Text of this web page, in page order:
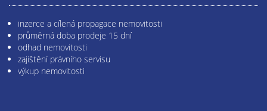
inzerce a cílená propagace nemovitosti
průměrná doba prodeje 15 dní
odhad nemovitosti
zajištění právního servisu
výkup nemovitosti